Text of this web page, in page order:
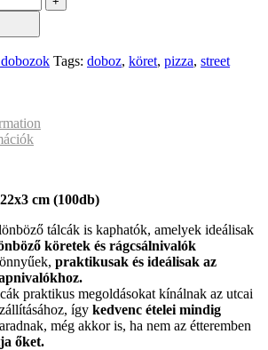
Tags: doboz, köret, pizza, street
cm (100db)
tálcák is kaphatók, amelyek ideálisak
köretek és rágcsálnivalók
praktikusak és ideálisak az
praktikus megoldásokat kínálnak az utcai
így kedvenc ételei mindig
még akkor is, ha nem az étteremben
őket.